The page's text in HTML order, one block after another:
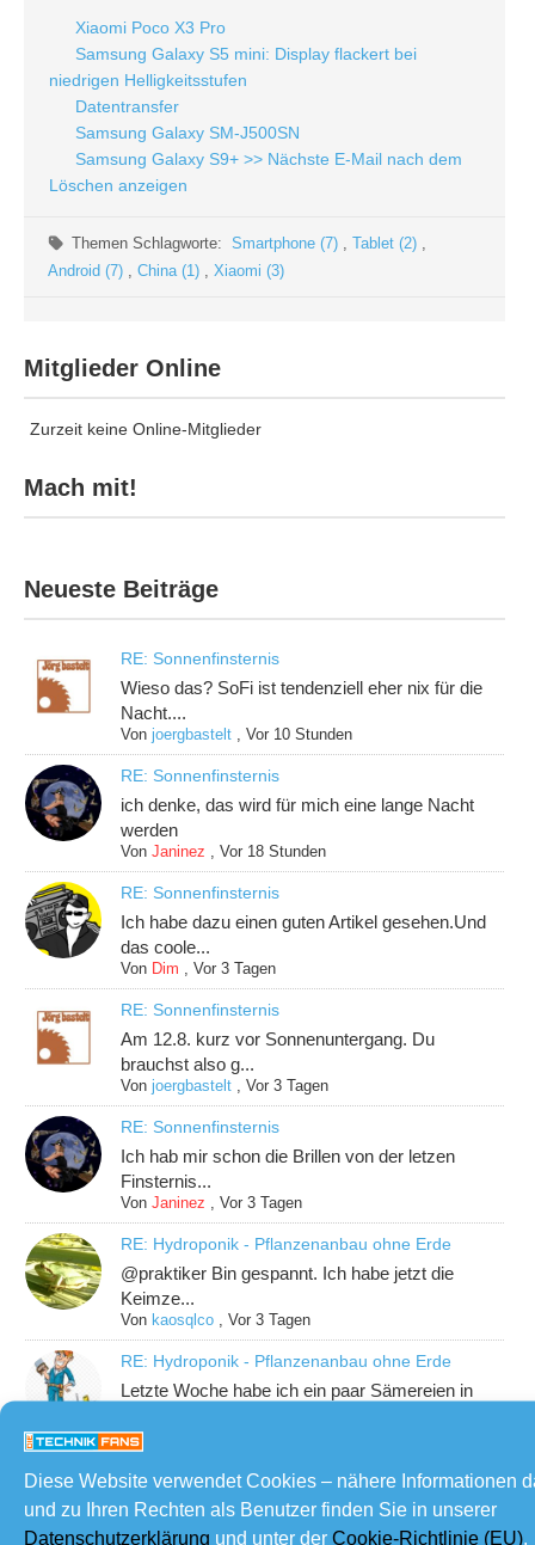
Diese Website verwendet Cookies – nähere Informationen
und zu Ihren Rechten als Benutzer finden Sie in unserer
Datenschutzerklärung und unter der Cookie-Richtlinie (EU).
Xiaomi Poco X3 Pro
Samsung Galaxy S5 mini: Display flackert bei
niedrigen Helligkeitsstufen
Datentransfer
Samsung Galaxy SM-J500SN
Samsung Galaxy S9+ >> Nächste E-Mail nach dem
Löschen anzeigen
Themen Schlagworte:Smartphone (7) , Tablet (2) ,
Android (7) , China (1) , Xiaomi (3)
Mitglieder Online
Zurzeit keine Online-Mitglieder
Mach mit!
Neueste Beiträge
RE: Sonnenfinsternis
Wieso das? SoFi ist tendenziell eher nix für die
Nacht....
Vonjoergbastelt ,Vor 10 Stunden
RE: Sonnenfinsternis
ich denke, das wird für mich eine lange Nacht
werden
VonJaninez ,Vor 18 Stunden
RE: Sonnenfinsternis
Ich habe dazu einen guten Artikel gesehen.Und
das coole...
Von Dim ,Vor 3 Tagen
RE: Sonnenfinsternis
Am 12.8. kurz vor Sonnenuntergang. Du
brauchst also g...
Vonjoergbastelt ,Vor 3 Tagen
RE: Sonnenfinsternis
Ich hab mir schon die Brillen von der letzen
Finsternis...
VonJaninez ,Vor 3 Tagen
RE: Hydroponik - Pflanzenanbau ohne Erde
@praktiker Bin gespannt. Ich habe jetzt die
Keimze...
Von kaosqlco ,Vor 3 Tagen
RE: Hydroponik - Pflanzenanbau ohne Erde
Letzte Woche habe ich ein paar Sämereien in
Von
Neueste Themen